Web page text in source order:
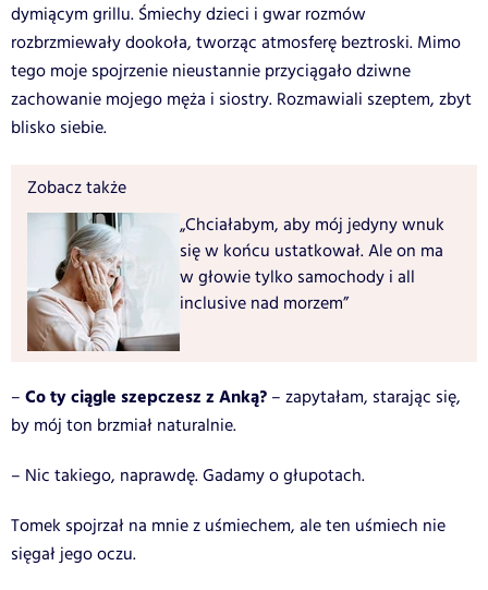
dymiącym grillu. Śmiechy dzieci i gwar rozmów
rozbrzmiewały dookoła, tworząc atmosferę beztroski. Mimo
tego moje spojrzenie nieustannie przyciągało dziwne
zachowanie mojego męża i siostry. Rozmawiali szeptem, zbyt
blisko siebie.
Zobacz także
„Chciałabym, aby mój jedyny wnuk
się w końcu ustatkował. Ale on ma
w głowie tylko samochody i all
inclusive nad morzem”
– Co ty ciągle szepczesz z Anką? – zapytałam, starając się,
by mój ton brzmiał naturalnie.
– Nic takiego, naprawdę. Gadamy o głupotach.
Tomek spojrzał na mnie z uśmiechem, ale ten uśmiech nie
sięgał jego oczu.